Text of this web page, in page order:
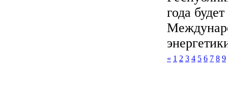
года
« 1 2 3 4 5 6 7 8 9